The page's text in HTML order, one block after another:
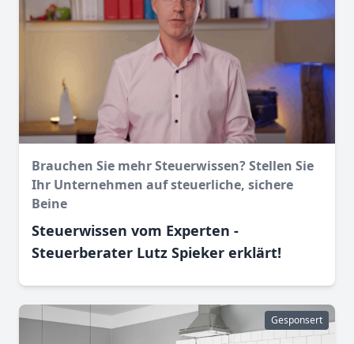
Brauchen Sie mehr Steuerwissen? Stellen Sie
Ihr Unternehmen auf steuerliche, sichere
Beine
Steuerwissen vom Experten -
Steuerberater Lutz Spieker erklärt!
Gesponsert